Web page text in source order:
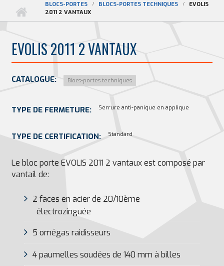
BLOCS-PORTES BLOCS-PORTES TECHNIQUES
EVOLIS
2011 2 VANTAUX
EVOLIS 2011 2 VANTAUX
CATALOGUE: Blocs-portes techniques
TYPE DE FERMETURE: Serrure anti-panique en applique
TYPE DE CERTIFICATION: Standard
Le bloc porte EVOLIS 2011 2 vantaux est composé par
vantail de:
2 faces en acier de 20/10ème
électrozinguée
5 omégas raidisseurs
4 paumelles soudées de 140 mm à billes